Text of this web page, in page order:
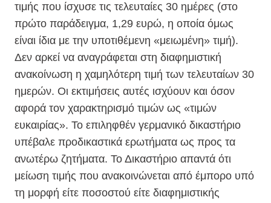
τιμής που ίσχυσε τις τελευταίες 30 ημέρες (στο
πρώτο παράδειγμα, 1,29 ευρώ, η οποία όμως
είναι ίδια με την υποτιθέμενη «μειωμένη» τιμή).
Δεν αρκεί να αναγράφεται στη διαφημιστική
ανακοίνωση η χαμηλότερη τιμή των τελευταίων 30
ημερών. Οι εκτιμήσεις αυτές ισχύουν και όσον
αφορά τον χαρακτηρισμό τιμών ως «τιμών
ευκαιρίας». Το επιληφθέν γερμανικό δικαστήριο
υπέβαλε προδικαστικά ερωτήματα ως προς τα
ανωτέρω ζητήματα. Το Δικαστήριο απαντά ότι
μείωση τιμής που ανακοινώνεται από έμπορο υπό
τη μορφή είτε ποσοστού είτε διαφημιστικής